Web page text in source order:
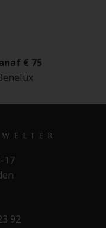
€ 75
17
92